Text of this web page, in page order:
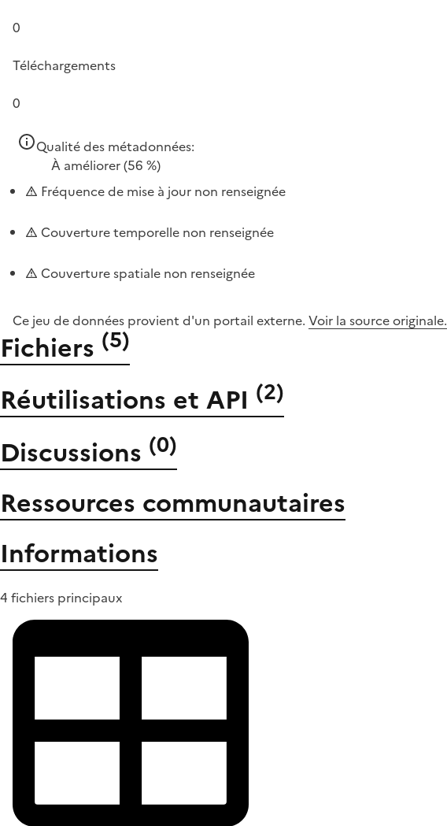
0
Téléchargements
0
Qualité des métadonnées:
À améliorer(56 %)
Fréquence de mise à jour non renseignée
Couverture temporelle non renseignée
Couverture spatiale non renseignée
Ce jeu de données provient d'un portail externe. Voir la source originale.
Fichiers (5)
Réutilisations et API (2)
Discussions (0)
Ressources communautaires
Informations
4 fichiers principaux